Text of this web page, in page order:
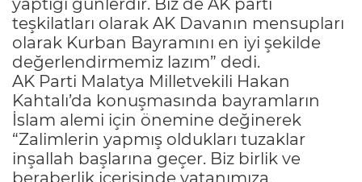
teşkilatları olarak AK Davanın mensupları
olarak Kurban Bayramını en iyi şekilde
değerlendirmemiz lazım” dedi.
AK Parti Malatya Milletvekili Hakan
Kahtalı’da konuşmasında bayramların
İslam alemi için önemine değinerek
“Zalimlerin yapmış oldukları tuzaklar
inşallah başlarına geçer. Biz birlik ve
beraberlik içerisinde vatanımıza,